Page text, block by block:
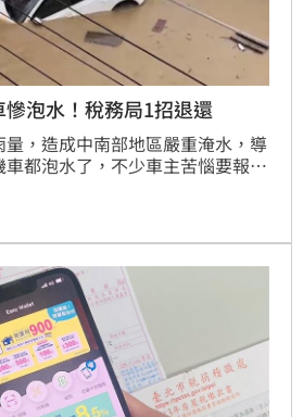
泡水！稅務局1招退還
，造成中南部地區嚴重淹水，導
都泡水了，不少車主苦惱要報廢
縣地方稅務局提醒車主，颱風造